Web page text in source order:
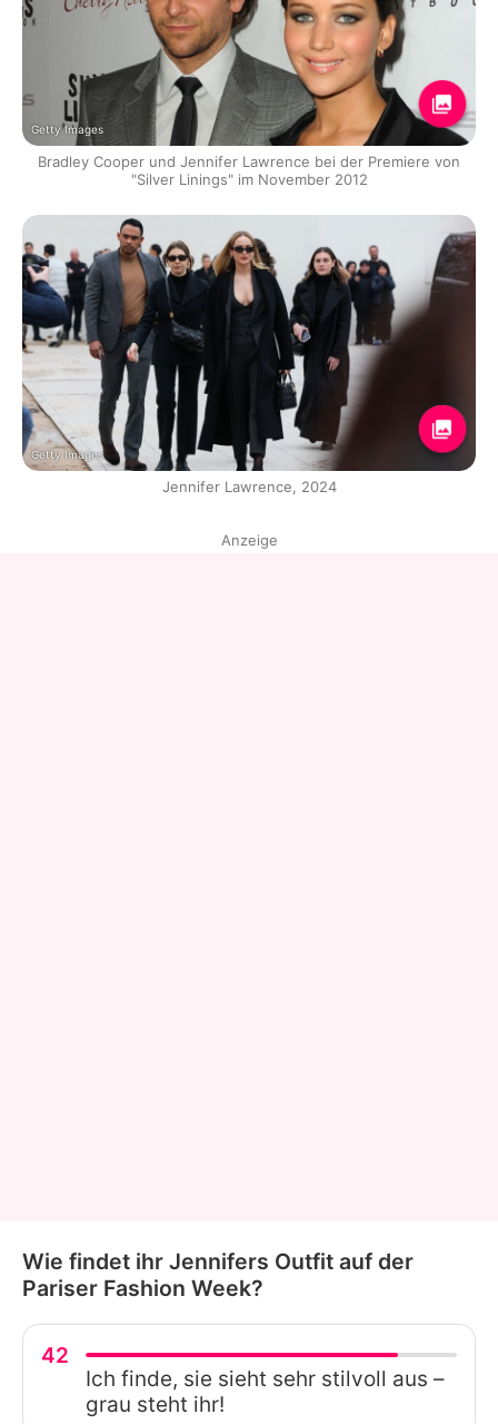
Getty Images
Bradley Cooper und Jennifer Lawrence bei der Premiere von
"Silver Linings" im November 2012
Getty Images
Jennifer Lawrence, 2024
Anzeige
Wie findet ihr Jennifers Outfit auf der
Pariser Fashion Week?
42
Ich finde, sie sieht sehr stilvoll aus –
grau steht ihr!